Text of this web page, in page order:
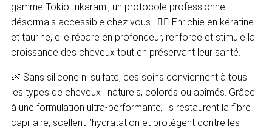
gamme Tokio Inkarami, un protocole professionnel
désormais accessible chez vous ! 💆‍♀️ Enrichie en kératine
et taurine, elle répare en profondeur, renforce et stimule la
croissance des cheveux tout en préservant leur santé.
🌿 Sans silicone ni sulfate, ces soins conviennent à tous
les types de cheveux : naturels, colorés ou abîmés. Grâce
à une formulation ultra-performante, ils restaurent la fibre
capillaire, scellent l’hydratation et protègent contre les